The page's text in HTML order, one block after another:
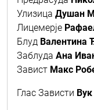
Улизица Душан
Лицемерје
Блуд Валентина
Заблуда Ана
Завист Макс
Глас Зависти